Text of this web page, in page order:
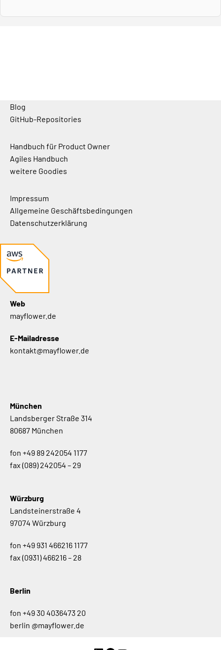
Blog
GitHub-Repositories
Handbuch für Product Owner
Agiles Handbuch
weitere Goodies
Impressum
Allgemeine Geschäftsbedingungen
Datenschutzerklärung
Web
mayflower.de
E-Mailadresse
kontakt@mayflower.de
München
Landsberger Straße 314
80687 München
fon +49 89 242054 1177
fax (089) 242054 – 29
Würzburg
Landsteinerstraße 4
97074 Würzburg
fon +49 931 466216 1177
fax (0931) 466216 – 28
Berlin
fon +49 30 4036473 20
berlin @mayflower.de